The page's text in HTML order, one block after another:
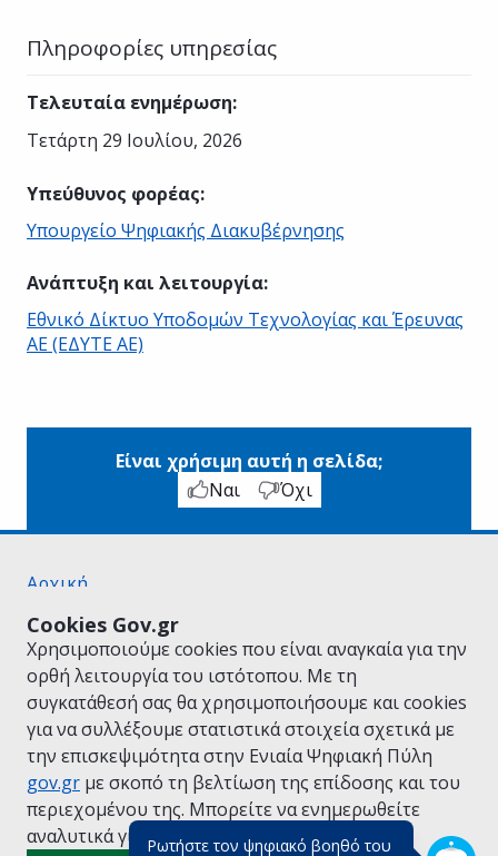
Ρωτήστε τον ψηφιακό βοηθό του
Cookies Gov.gr
Χρησιμοποιούμε cookies που είναι αναγκαία για την
ορθή λειτουργία του ιστότοπου. Με τη
συγκατάθεσή σας θα χρησιμοποιήσουμε και cookies
για να συλλέξουμε στατιστικά στοιχεία σχετικά με
την επισκεψιμότητα στην Ενιαία Ψηφιακή Πύλη
gov.gr με σκοπό τη βελτίωση της επίδοσης και του
περιεχομένου της. Μπορείτε να ενημερωθείτε
αναλυτικά για την Πολιτική Cookies.
Πληροφορίες υπηρεσίας
Τελευταία ενημέρωση:
Τετάρτη 29 Ιουλίου, 2026
Υπεύθυνος φορέας:
Υπουργείο Ψηφιακής Διακυβέρνησης
Ανάπτυξη και λειτουργία:
Εθνικό Δίκτυο Υποδομών Τεχνολογίας και Έρευνας
ΑΕ (ΕΔΥΤΕ ΑΕ)
Είναι χρήσιμη αυτή η σελίδα;
Ναι
Όχι
Αρχική
Όροι Χρήσης
Πολιτική Απορρήτου
Δήλωση προσβασιμότητας
Πολιτική cookies
Προτάσεις για το gov.gr
Υλοποίηση από το Υπουργείο Ψηφιακής
Διακυβέρνησης
Ελληνικά |Αγγλικά